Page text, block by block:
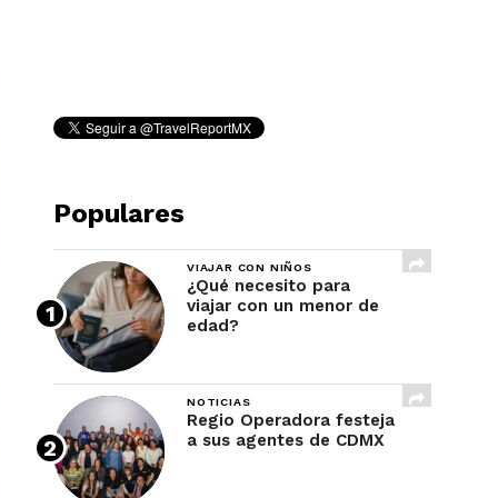
Populares
VIAJAR CON NIÑOS
¿Qué necesito para
viajar con un menor de
edad?
NOTICIAS
Regio Operadora festeja
a sus agentes de CDMX